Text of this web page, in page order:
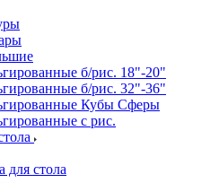
б/рис. 18"-20"
б/рис. 32"-36"
Кубы Сферы
с рис.
для стола